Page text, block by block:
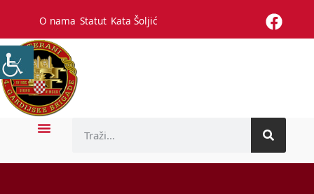
O nama Statut Kata Šoljić